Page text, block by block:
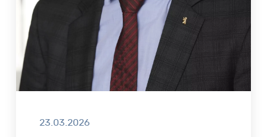
23.03.2026